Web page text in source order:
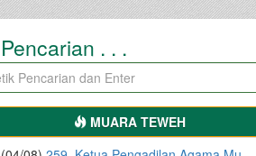
Pencarian . . .
MUARA TEWEH